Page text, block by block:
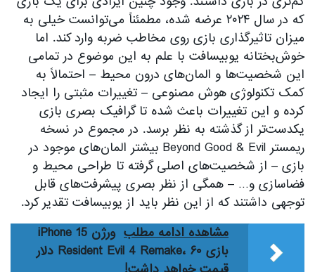
که در سال ۲۰۲۴ عرضه شده، مطمئناً می‌توانست خیلی به
میزان تاثیرگذاری بازی روی مخاطب ضربه وارد کند. اما
خوش‌بختانه یوبیسافت با علم به این موضوع در تمامی
این شخصیت‌ها و المان‌های درون محیط – احتمالاً به
کمک تکنولوژی هوش مصنوعی – تغییرات مثبتی را ایجاد
کرده و این تغییرات باعث شده تا گرافیک بصری بازی
یکدست‌تر از گذشته به نظر برسد. در مجموع در نسخه
ریمستر Beyond Good & Evil بیشتر المان‌های موجود در
بازی – از شخصیت‌های اصلی گرفته تا طراحی محیط و
فضاسازی و… – همگی از نظر بصری پیشرفت‌های قابل
توجهی داشتند که از این نظر باید از یوبیسافت تقدیر کرد.
مشاهده ادامه مطلب
ورژن iPhone 15
بازی Resident Evil 4 Remake، ۶۰ دلار